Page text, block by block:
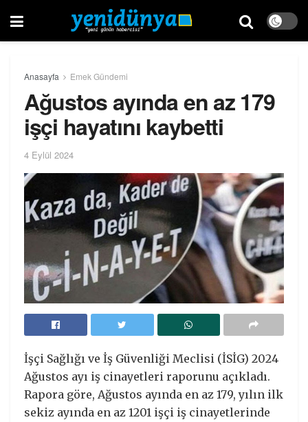
Anasayfa Emek Gündemi
Ağustos ayında en az 179
işçi hayatını kaybetti
4 Eylül 2024
İşçi Sağlığı ve İş Güvenliği Meclisi (İSİG) 2024
Ağustos ayı iş cinayetleri raporunu açıkladı.
Rapora göre, Ağustos ayında en az 179, yılın ilk
sekiz ayında en az 1201 işçi iş cinayetlerinde